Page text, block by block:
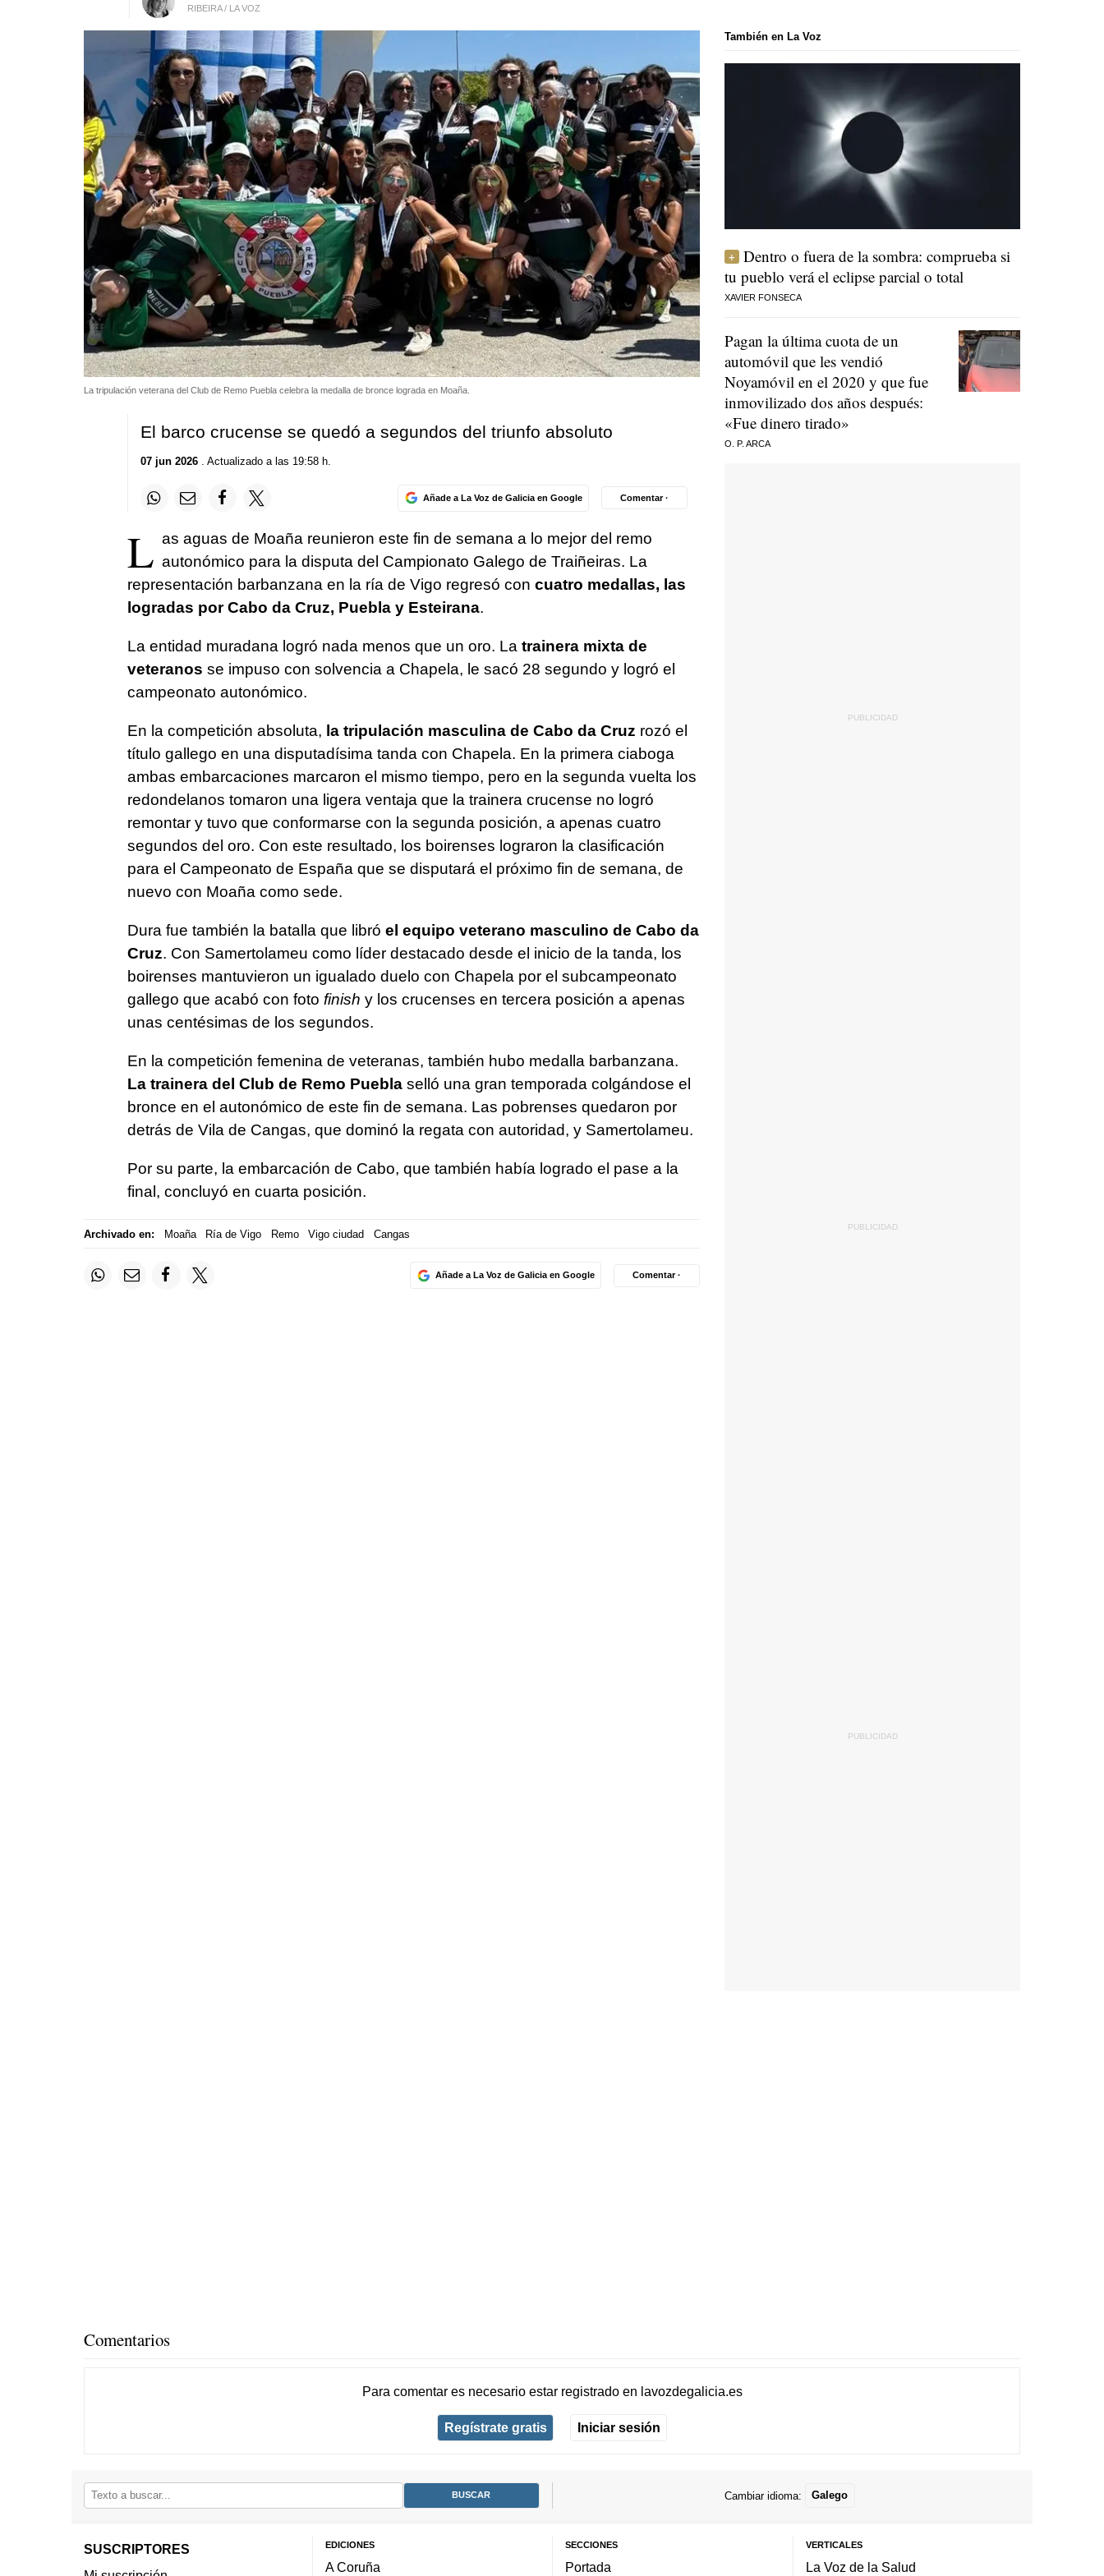
RIBEIRA / LA VOZ
La tripulación veterana del Club de Remo Puebla celebra la medalla de bronce lograda en Moaña.
El barco crucense se quedó a segundos del triunfo absoluto
07 jun 2026. Actualizado a las 19:58 h.
Añade a La Voz de Galicia en Google Comentar ·
L as aguas de Moaña reunieron este fin de semana a lo mejor del remo
autonómico para la disputa del Campionato Galego de Traiñeiras. La
representación barbanzana en la ría de Vigo regresó con cuatro medallas, las
logradas por Cabo da Cruz, Puebla y Esteirana.
La entidad muradana logró nada menos que un oro. La trainera mixta de
veteranos se impuso con solvencia a Chapela, le sacó 28 segundo y logró el
campeonato autonómico.
En la competición absoluta, la tripulación masculina de Cabo da Cruz rozó el
título gallego en una disputadísima tanda con Chapela. En la primera ciaboga
ambas embarcaciones marcaron el mismo tiempo, pero en la segunda vuelta los
redondelanos tomaron una ligera ventaja que la trainera crucense no logró
remontar y tuvo que conformarse con la segunda posición, a apenas cuatro
segundos del oro. Con este resultado, los boirenses lograron la clasificación
para el Campeonato de España que se disputará el próximo fin de semana, de
nuevo con Moaña como sede.
Dura fue también la batalla que libró el equipo veterano masculino de Cabo da
Cruz. Con Samertolameu como líder destacado desde el inicio de la tanda, los
boirenses mantuvieron un igualado duelo con Chapela por el subcampeonato
gallego que acabó con foto finish y los crucenses en tercera posición a apenas
unas centésimas de los segundos.
En la competición femenina de veteranas, también hubo medalla barbanzana.
La trainera del Club de Remo Pueblaselló una gran temporada colgándose el
bronce en el autonómico de este fin de semana. Las pobrenses quedaron por
detrás de Vila de Cangas, que dominó la regata con autoridad, y Samertolameu.
Por su parte, la embarcación de Cabo, que también había logrado el pase a la
final, concluyó en cuarta posición.
Archivado en: Moaña Ría de Vigo Remo Vigo ciudad Cangas
Añade a La Voz de Galicia en Google Comentar ·
También en La Voz
Dentro o fuera de la sombra: comprueba si
tu pueblo verá el eclipse parcial o total
XAVIER FONSECA
Pagan la última cuota de un
automóvil que les vendió
Noyamóvil en el 2020 y que fue
inmovilizado dos años después:
«Fue dinero tirado»
O. P. ARCA
Comentarios
Para comentar es necesario estar registradoen lavozdegalicia.es
Regístrate gratis Iniciar sesión
Cambiar idioma: Galego
SUSCRIPTORES
EDICIONES
A Coruña
SECCIONES
Portada
VERTICALES
La Voz de la Salud